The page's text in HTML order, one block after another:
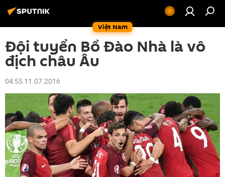
Việt Nam
Đội tuyển Bồ Đào Nhà là vô
địch châu Âu
04:55 11.07.2016